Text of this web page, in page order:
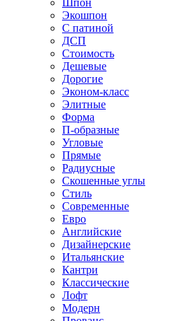
Шпон
Экошпон
С патиной
ДСП
Стоимость
Дешевые
Дорогие
Эконом-класс
Элитные
Форма
П-образные
Угловые
Прямые
Радиусные
Скошенные углы
Стиль
Современные
Евро
Английские
Дизайнерские
Итальянские
Кантри
Классические
Лофт
Модерн